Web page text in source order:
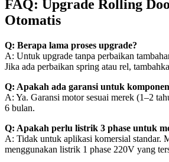
FAQ: Upgrade Rolling
Otomatis
Q: Berapa lama proses upgrade?
A: Untuk upgrade tanpa perbaikan
Jika ada perbaikan spring atau rel,
Q: Apakah ada garansi untuk
A: Ya. Garansi motor sesuai merek (1–2
6 bulan.
Q: Apakah perlu listrik 3 phase untuk
A: Tidak untuk aplikasi komersial standar.
menggunakan listrik 1 phase 220V yang